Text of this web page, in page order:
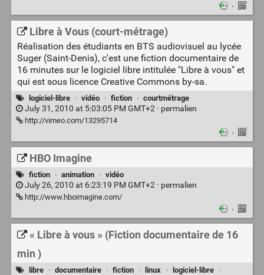
·
Libre à Vous (court-métrage)
Réalisation des étudiants en BTS audiovisuel au lycée
Suger (Saint-Denis), c'est une fiction documentaire de
16 minutes sur le logiciel libre intitulée "Libre à vous" et
qui est sous licence Creative Commons by-sa.
logiciel-libre · vidéo · fiction · courtmétrage
July 31, 2010 at 5:03:05 PM GMT+2 · permalien
http://vimeo.com/13295714
·
HBO Imagine
fiction · animation · vidéo
July 26, 2010 at 6:23:19 PM GMT+2 · permalien
http://www.hboimagine.com/
·
« Libre à vous » (Fiction documentaire de 16
min )
libre · documentaire · fiction · linux · logiciel-libre ·